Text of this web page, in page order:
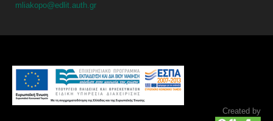
mliakopo@edlit.auth.gr
Created by